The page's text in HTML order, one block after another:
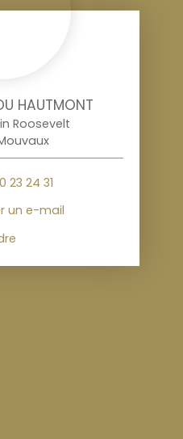
HAUTMONT
Roosevelt
23 24 31
un e-mail